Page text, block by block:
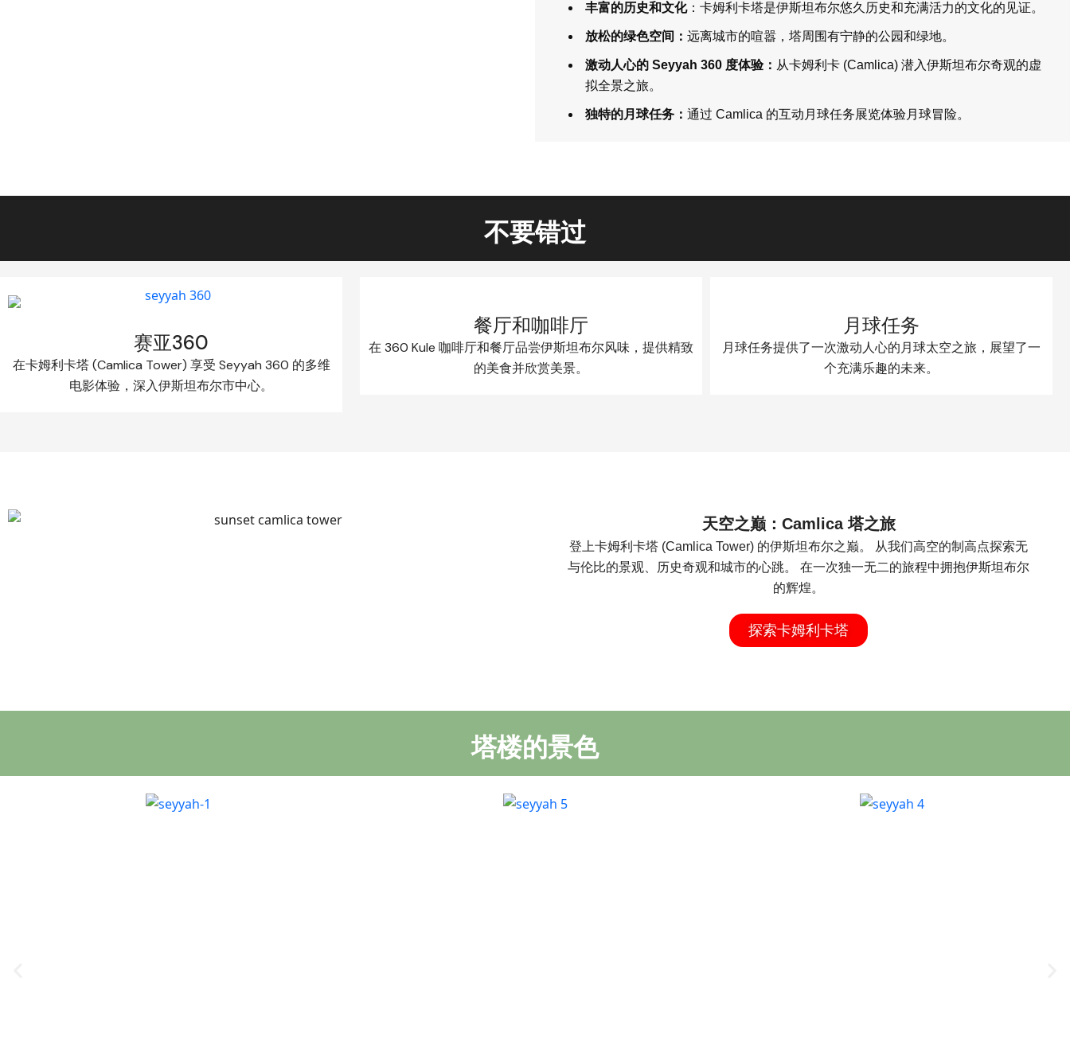
丰富的历史和文化：卡姆利卡塔是伊斯坦布尔悠久历史和充满活力的文化的见证。
放松的绿色空间： 远离城市的喧嚣，塔周围有宁静的公园和绿地。
激动人心的 Seyyah 360 度体验： 从卡姆利卡 (Camlica) 潜入伊斯坦布尔奇观的虚
拟全景之旅。
独特的月球任务： 通过 Camlica 的互动月球任务展览体验月球冒险。
不要错过
赛亚360
在卡姆利卡塔 (Camlica Tower) 享受 Seyyah 360 的多维
电影体验，深入伊斯坦布尔市中心。
餐厅和咖啡厅
在 360 Kule 咖啡厅和餐厅品尝伊斯坦布尔风味，提供精致
的美食并欣赏美景。
月球任务
月球任务提供了一次激动人心的月球太空之旅，展望了一
个​​充满乐趣的未来。​
天空之巅：Camlica 塔之旅
登上卡姆利卡塔 (Camlica Tower) 的伊斯坦布尔之巅。 从我们高空的制高点探索无
与伦比的景观、历史奇观和城市的心跳。 在一次独一无二的旅程中拥抱伊斯坦布尔
的辉煌。
探索卡姆利卡塔
塔楼的景色